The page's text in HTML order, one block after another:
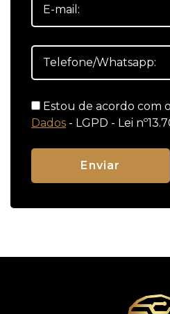
Estou de acordo com o
Dados - LGPD - Lei